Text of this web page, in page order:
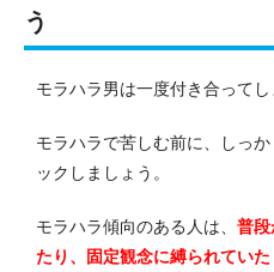
う
モラハラ男は一度付き合ってし
モラハラで苦しむ前に、しっ
ックしましょう。
モラハラ傾向のある人は、 普段
たり、固定観念に縛られてい